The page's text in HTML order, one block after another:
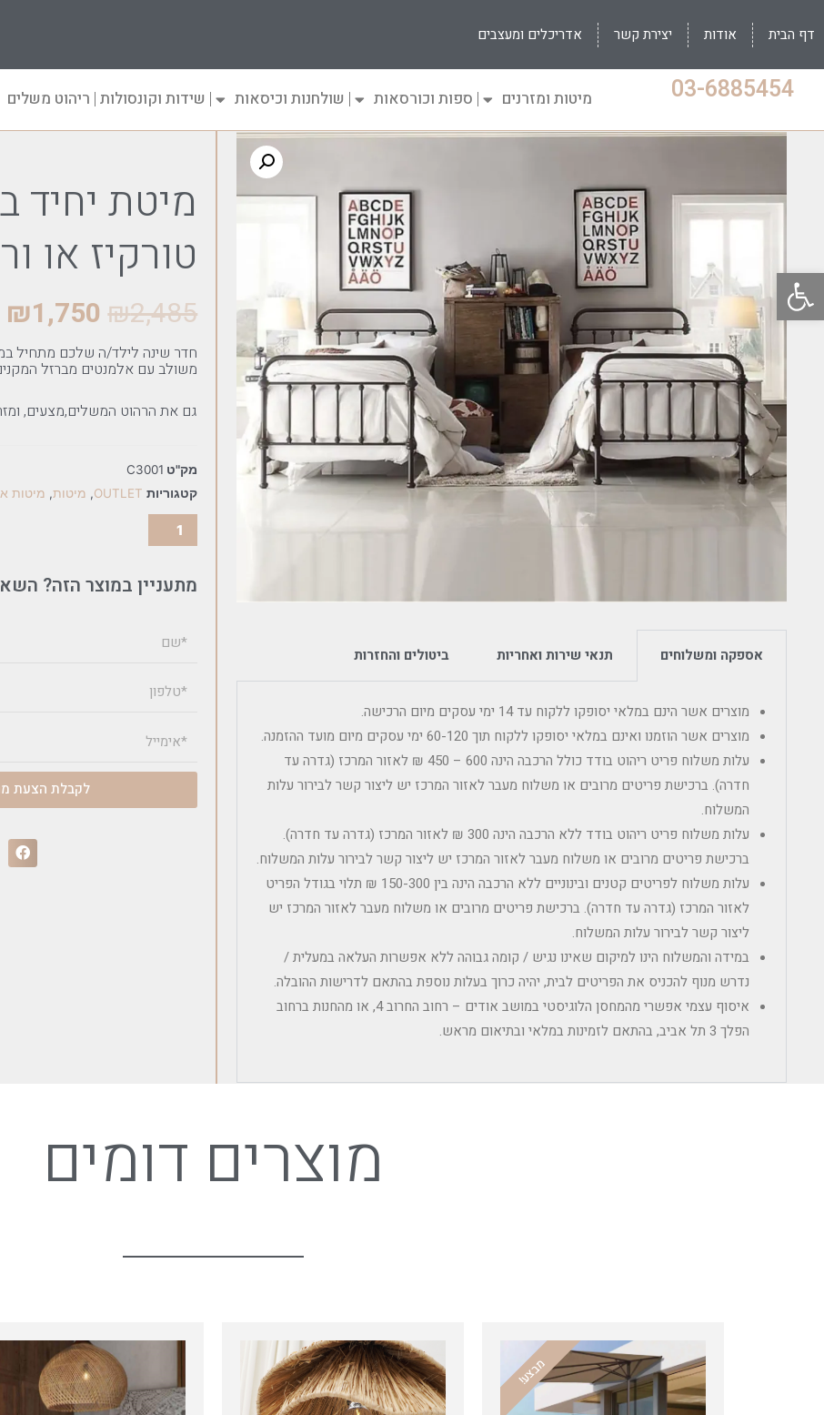
פתח סרגל נגישות
דף הבית אודות יצירת קשר אדריכלים ומעצבים
03-6885454 מיטות ומזרנים ספות וכורסאות שולחנות וכיסאות שידות וקונסולות ריהוט משלים
אספקה ומשלוחים תנאי שירות ואחריות ביטולים והחזרות
מוצרים אשר הינם במלאי יסופקו ללקוח עד 14 ימי עסקים מיום הרכישה.
מוצרים אשר הוזמנו ואינם במלאי יסופקו ללקוח תוך 60-120 ימי עסקים מיום מועד ההזמנה.
עלות משלוח פריט ריהוט בודד כולל הרכבה הינה 600 – 450 ₪ לאזור המרכז (גדרה עד
חדרה). ברכישת פריטים מרובים או משלוח מעבר לאזור המרכז יש ליצור קשר לבירור עלות
המשלוח.
עלות משלוח פריט ריהוט בודד ללא הרכבה הינה 300 ₪ לאזור המרכז (גדרה עד חדרה).
ברכישת פריטים מרובים או משלוח מעבר לאזור המרכז יש ליצור קשר לבירור עלות המשלוח.
עלות משלוח לפריטים קטנים ובינוניים ללא הרכבה הינה בין 150-300 ₪ תלוי בגודל הפריט
לאזור המרכז (גדרה עד חדרה). ברכישת פריטים מרובים או משלוח מעבר לאזור המרכז יש
ליצור קשר לבירור עלות המשלוח.
במידה והמשלוח הינו למיקום שאינו נגיש / קומה גבוהה ללא אפשרות העלאה במעלית /
נדרש מנוף להכניס את הפריטים לבית, יהיה כרוך בעלות נוספת בהתאם לדרישות ההובלה.
איסוף עצמי אפשרי מהמחסן הלוגיסטי במושב אודים – רחוב החרוב 4, או מהחנות ברחוב
הפלך 3 תל אביב, בהתאם לזמינות במלאי ובתיאום מראש.
טורקיז או
₪2,485
₪1,750
משולב עם אלמנטים מברזל המקנים
גם את הרהוט המשלים,מצעים,
מק"ט C3001
קטגוריות OUTLET
, מיטות, מיטות
מתעניין במוצר הזה?
לקבלת הצעת
מוצרים דומים
מבצע!